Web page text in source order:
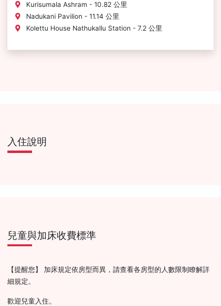
Kurisumala Ashram - 10.82 公里
Nadukani Pavilion - 11.14 公里
Kolettu House Nathukallu Station - 7.2 公里
入住說明
兒童與加床收費標準
【提醒您】 加床規定依房型而異，請查看各房型的人數限制瞭解詳
細規定。
歡迎兒童入住。